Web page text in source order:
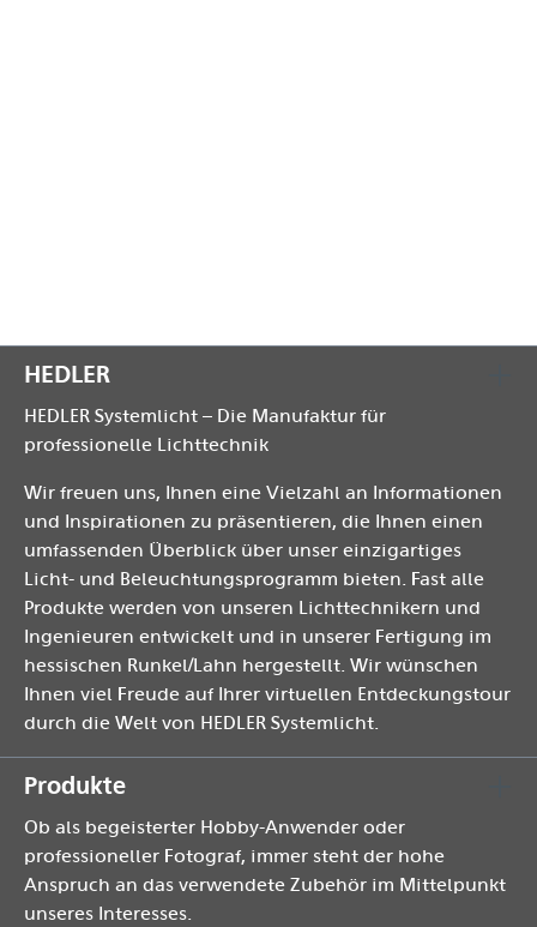
HEDLER
HEDLER Systemlicht – Die Manufaktur für
professionelle Lichttechnik
Wir freuen uns, Ihnen eine Vielzahl an Informationen
und Inspirationen zu präsentieren, die Ihnen einen
umfassenden Überblick über unser einzigartiges
Licht- und Beleuchtungsprogramm bieten. Fast alle
Produkte werden von unseren Lichttechnikern und
Ingenieuren entwickelt und in unserer Fertigung im
hessischen Runkel/Lahn hergestellt. Wir wünschen
Ihnen viel Freude auf Ihrer virtuellen Entdeckungstour
durch die Welt von HEDLER Systemlicht.
Produkte
Ob als begeisterter Hobby-Anwender oder
professioneller Fotograf, immer steht der hohe
Anspruch an das verwendete Zubehör im Mittelpunkt
unseres Interesses.